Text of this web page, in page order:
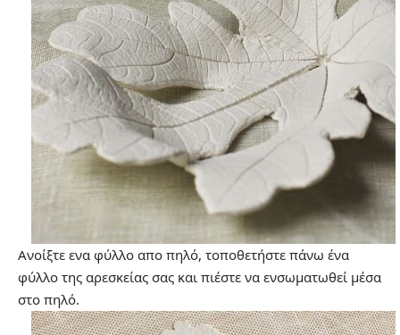
Ανοίξτε ενα φύλλο απο πηλό, τοποθετήστε πάνω ένα
φύλλο της αρεσκείας σας και πιέστε να ενσωματωθεί μέσα
στο πηλό.